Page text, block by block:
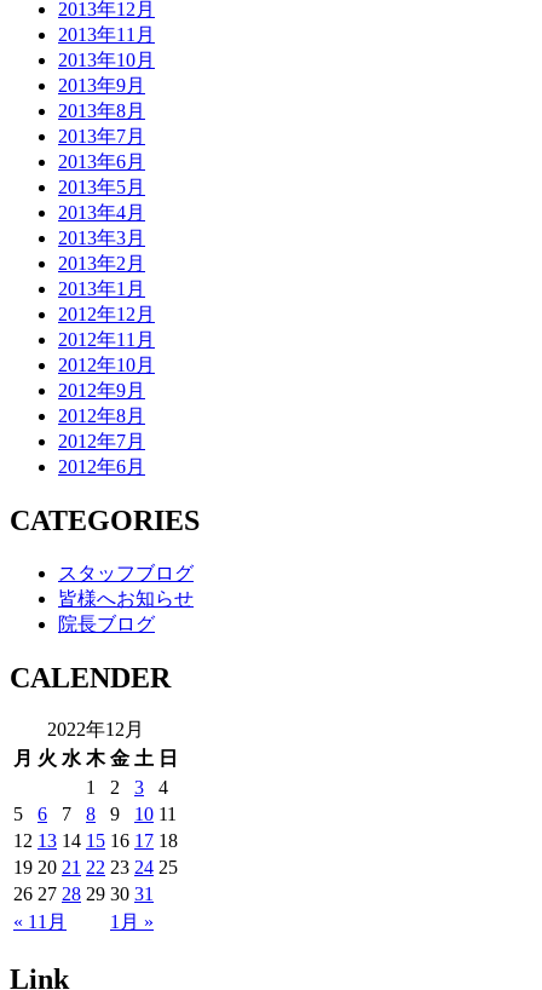
2013年12月
2013年11月
2013年10月
2013年9月
2013年8月
2013年7月
2013年6月
2013年5月
2013年4月
2013年3月
2013年2月
2013年1月
2012年12月
2012年11月
2012年10月
2012年9月
2012年8月
2012年7月
2012年6月
CATEGORIES
スタッフブログ
皆様へお知らせ
院長ブログ
CALENDER
2022年12月
月 火 水 木 金 土 日
« 11月 1月 »
1 2 3
4
5
6 7 8 9 10 11
12 13 14 15 16 17 18
19 20 21 22 23 24 25
26 27 28 29 30 31
Link